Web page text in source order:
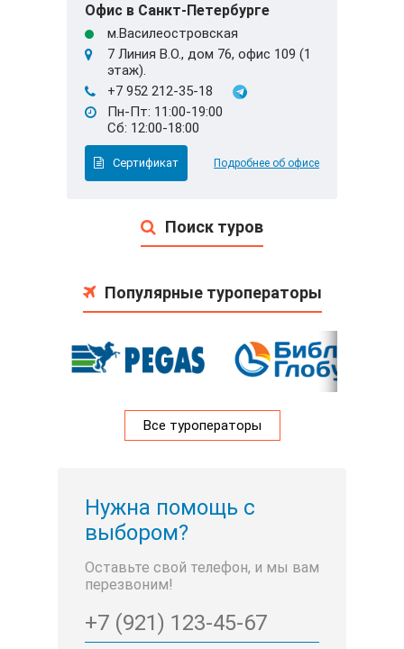
Поиск туров
Офис в Санкт-Петербурге
м.Василеостровская
7 Линия В.О., дом 76, офис 109 (1
этаж).
+7 952 212-35-18
Пн-Пт: 11:00-19:00
Сб: 12:00-18:00
Сертификат Подробнее об офисе
Популярные туроператоры
Все туроператоры
Нужна помощь с
выбором?
Оставьте свой телефон, и мы вам
перезвоним!